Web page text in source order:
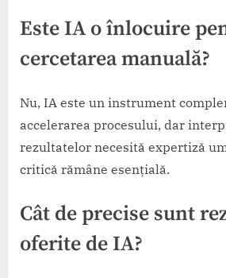
Este IA o înlocuire
cercetarea manuală?
Nu, IA este un instrument
accelerarea procesului, dar
rezultatelor necesită expertiză
critică rămâne esențială.
Cât de precise sunt
oferite de IA?